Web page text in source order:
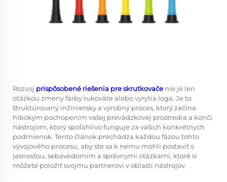
Rozvoj prispôsobené riešenia pre skrutkovače nie je len
otázkou zmeny farby rukoväte alebo vyrytia loga. Je to
štruktúrovaný inžiniersky a výrobný proces, ktorý začína
hlbokým pochopením vašej prevádzkovej prostredia a končí
nástrojom, ktorý spoľahlivo funguje za vašich konkrétnych
podmienok. Tento článok prechádza každou fázou tohto
vývojového procesu, aby ste sa k nemu mohli postaviť s
jasnosťou, sebavedomím a správnymi otázkami, ktoré si
môžete položiť svojmu partnerovi v oblasti nástrojov.